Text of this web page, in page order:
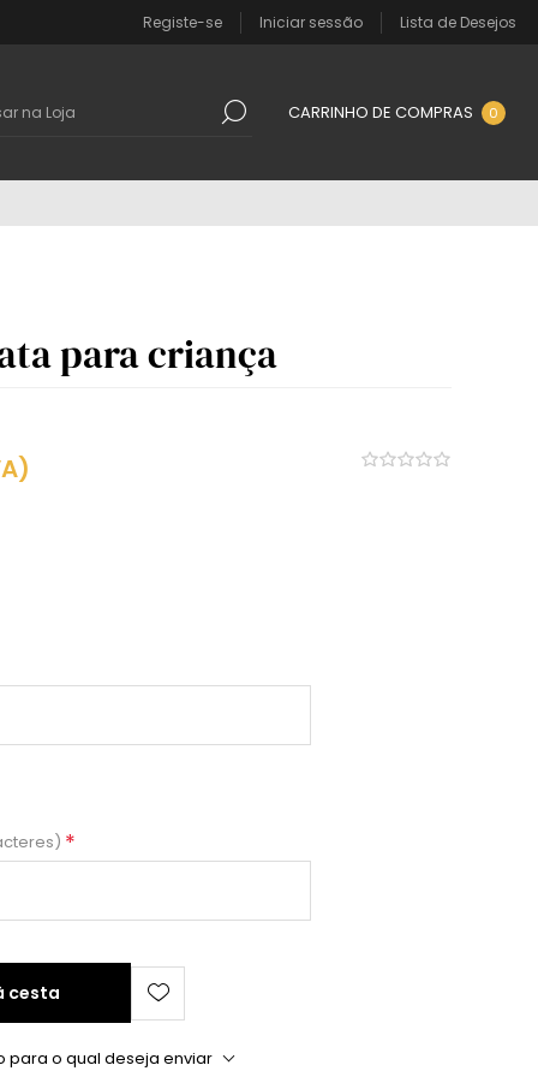
Registe-se Iniciar sessão Lista de Desejos
CARRINHO DE COMPRAS 0
para criança
*
cesta
para o qual deseja enviar